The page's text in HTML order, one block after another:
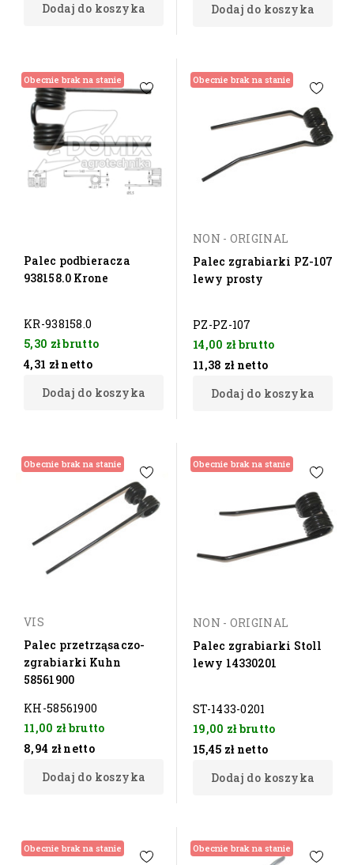
Dodaj do koszyka
Dodaj do koszyka
Obecnie brak na stanie
Palec podbieracza
938158.0 Krone
KR-938158.0
5,30 złbrutto
4,31 zł netto
Dodaj do koszyka
Obecnie brak na stanie
NON - ORIGINAL
Palec zgrabiarki PZ-107
lewy prosty
PZ-PZ-107
14,00 złbrutto
11,38 zł netto
Dodaj do koszyka
Obecnie brak na stanie
VIS
Palec przetrząsaczo-
zgrabiarki Kuhn
58561900
KH-58561900
11,00 złbrutto
8,94 zł netto
Dodaj do koszyka
Obecnie brak na stanie
NON - ORIGINAL
Palec zgrabiarki Stoll
lewy 14330201
ST-1433-0201
19,00 złbrutto
15,45 zł netto
Dodaj do koszyka
Obecnie brak na stanie Obecnie brak na stanie